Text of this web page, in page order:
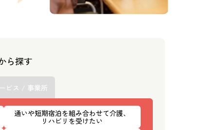
ら探す
ビス / 事業所
通いや短期宿泊を組み合わせて介護、
リハビリを受けたい